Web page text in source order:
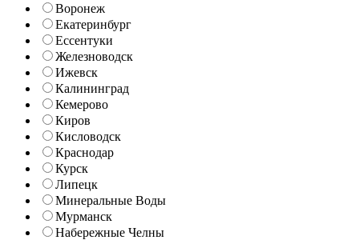
Воронеж
Екатеринбург
Ессентуки
Железноводск
Ижевск
Калининград
Кемерово
Киров
Кисловодск
Краснодар
Курск
Липецк
Минеральные Воды
Мурманск
Набережные Челны